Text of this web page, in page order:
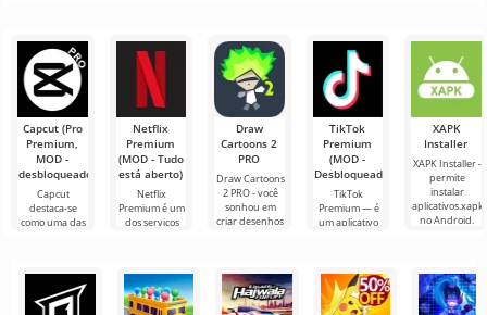
para Android
que oferece
infinitas
os jogadores
assumem o
papel de
um simulador
de transporte
de carga e um
Capcut (Pro
Premium,
MOD -
desbloqueado)
Capcut
destaca-se
como uma das
para edição de
vídeo,
garantindo um
Netflix
Premium
(MOD - Tudo
está aberto)
Netflix
Premium é um
dos serviços
programas de
TV em
Draw
Cartoons 2
PRO
Draw Cartoons
2 PRO - você
sonhou em
criar desenhos
até
TikTok
Premium
(MOD -
Desbloqueado)
TikTok
Premium — é
um aplicativo
outros
usuários ou
encontrar
XAPK
Installer
XAPK Installer -
permite
instalar
aplicativos.xapk
no Android.